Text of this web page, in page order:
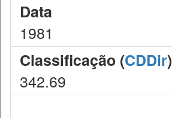
Data
1981
Classificação (CDDir)
342.69